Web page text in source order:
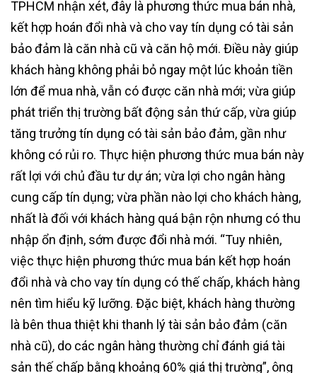
TPHCM nhận xét, đây là phương thức mua bán nhà,
kết hợp hoán đổi nhà và cho vay tín dụng có tài sản
bảo đảm là căn nhà cũ và căn hộ mới. Điều này giúp
khách hàng không phải bỏ ngay một lúc khoản tiền
lớn để mua nhà, vẫn có được căn nhà mới; vừa giúp
phát triển thị trường bất động sản thứ cấp, vừa giúp
tăng trưởng tín dụng có tài sản bảo đảm, gần như
không có rủi ro. Thực hiện phương thức mua bán này
rất lợi với chủ đầu tư dự án; vừa lợi cho ngân hàng
cung cấp tín dụng; vừa phần nào lợi cho khách hàng,
nhất là đối với khách hàng quá bận rộn nhưng có thu
nhập ổn định, sớm được đổi nhà mới. “Tuy nhiên,
việc thực hiện phương thức mua bán kết hợp hoán
đổi nhà và cho vay tín dụng có thế chấp, khách hàng
nên tìm hiểu kỹ lưỡng. Đặc biệt, khách hàng thường
là bên thua thiệt khi thanh lý tài sản bảo đảm (căn
nhà cũ), do các ngân hàng thường chỉ đánh giá tài
sản thế chấp bằng khoảng 60% giá thị trường”, ông